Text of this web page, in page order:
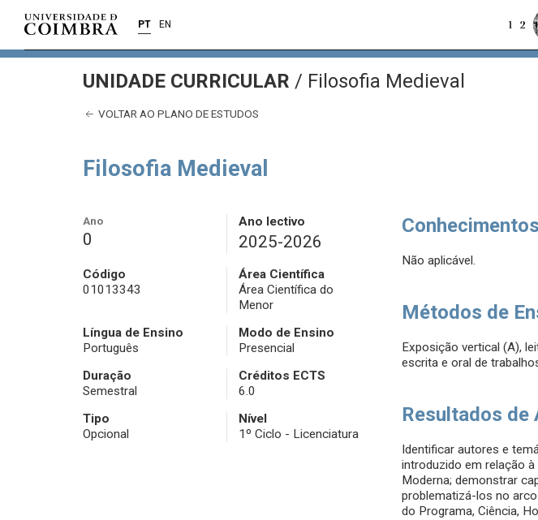
PT EN
UNIDADE CURRICULAR / Filosofia Medieval
VOLTAR AO PLANO DE ESTUDOS
Filosofia Medieval
Ano
0
Ano lectivo
2025-2026
Código
01013343
Área Científica
Área Científica do
Menor
Língua de Ensino
Português
Modo de Ensino
Presencial
Duração
Semestral
Créditos ECTS
6.0
Tipo
Opcional
Nível
1º Ciclo - Licenciatura
Não aplicável.
Métodos de
Exposição vertical (A),
escrita e oral de
Resultados de
Identificar autores e
introduzido em relação
Moderna; demonstrar
problematizá-los no
do Programa, Ciência,